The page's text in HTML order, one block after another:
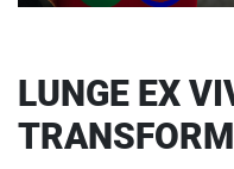
LUNGE EX